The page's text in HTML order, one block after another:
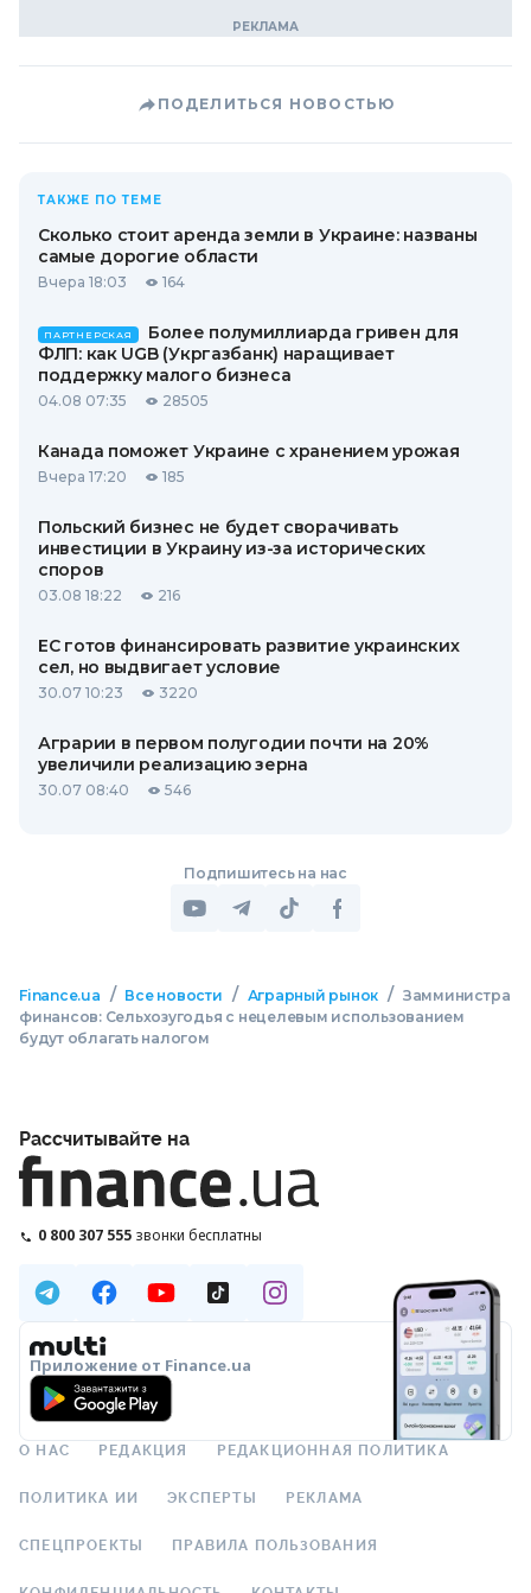
ПОДЕЛИТЬСЯ НОВОСТЬЮ
ТАКЖЕ ПО ТЕМЕ
Сколько стоит аренда земли в Украине: названы
самые дорогие области
Вчера 18:03 164
ПАРТНЕРСКАЯ
Более полумиллиарда гривен для
ФЛП: как UGB (Укргазбанк) наращивает
поддержку малого бизнеса
04.08 07:35 28505
Канада поможет Украине с хранением урожая
Вчера 17:20 185
Польский бизнес не будет сворачивать
инвестиции в Украину из-за исторических
споров
03.08 18:22 216
ЕС готов финансировать развитие украинских
сел, но выдвигает условие
30.07 10:23 3220
Аграрии в первом полугодии почти на 20%
увеличили реализацию зерна
30.07 08:40 546
Подпишитесь на нас
Finance.ua / Все новости / Аграрный рынок / Замминистра
финансов: Сельхозугодья с нецелевым использованием
будут облагать налогом
Рассчитывайте на
0 800 307 555 звонки бесплатны
Приложение от Finance.ua
О НАС РЕДАКЦИЯ РЕДАКЦИОННАЯ ПОЛИТИКА
ПОЛИТИКА ИИ ЭКСПЕРТЫ РЕКЛАМА
СПЕЦПРОЕКТЫ ПРАВИЛА ПОЛЬЗОВАНИЯ